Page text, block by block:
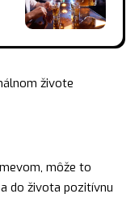
živote
môže to
do života pozitívnu